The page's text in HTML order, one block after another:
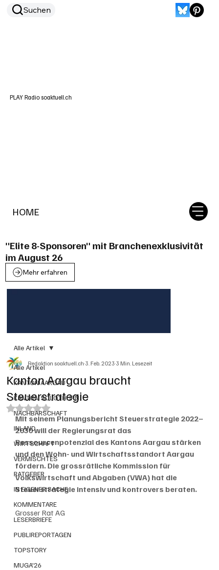
HOME
Suchen
PLAY Radio soaktuell.ch
"Elite 8-Sponsoren" mit Branchenexklusivität
im August 26
Mehr erfahren
Alle Artikel
KANTON AARGAU
KANTON SOLOTHURN
NACHBARSCHAFT
INLAND
WIRTSCHAFT
VERMISCHTES
RATGEBER
IN EIGENER SACHE
KOMMENTARE
LESERBRIEFE
PUBLIREPORTAGEN
TOPSTORY
MUGA'26
Alle Artikel
Kanton Aargau braucht
Steuerstrategie
Redaktion soaktuell.ch3. Feb. 20233 Min. Lesezeit
Mit NaN von 5 Sternen bewertet.
Mit seinem Planungsbericht Steuerstrategie 2022–
2030 will der Regierungsrat das
Ressourcenpotenzial des Kantons Aargau stärken
und den Wohn- und Wirtschaftsstandort Aargau
fördern. Die grossrätliche Kommission für
Volkswirtschaft und Abgaben (VWA) hat die
Steuerstrategie intensiv und kontrovers beraten.
Grosser Rat AG